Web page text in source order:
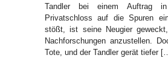
Tandler bei einem Auftrag
Privatschloss auf die Spuren
stößt, ist seine Neugier
Nachforschungen anzustellen.
Tote, und der Tandler gerät tiefer